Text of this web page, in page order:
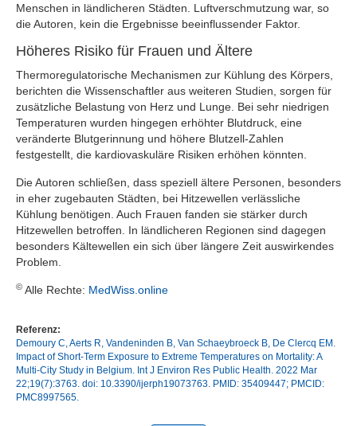
Menschen in ländlicheren Städten. Luftverschmutzung war, so
die Autoren, kein die Ergebnisse beeinflussender Faktor.
Höheres Risiko für Frauen und Ältere
Thermoregulatorische Mechanismen zur Kühlung des Körpers,
berichten die Wissenschaftler aus weiteren Studien, sorgen für
zusätzliche Belastung von Herz und Lunge. Bei sehr niedrigen
Temperaturen wurden hingegen erhöhter Blutdruck, eine
veränderte Blutgerinnung und höhere Blutzell-Zahlen
festgestellt, die kardiovaskuläre Risiken erhöhen könnten.
Die Autoren schließen, dass speziell ältere Personen, besonders
in eher zugebauten Städten, bei Hitzewellen verlässliche
Kühlung benötigen. Auch Frauen fanden sie stärker durch
Hitzewellen betroffen. In ländlicheren Regionen sind dagegen
besonders Kältewellen ein sich über längere Zeit auswirkendes
Problem.
© Alle Rechte: MedWiss.online
Referenz:
Demoury C, Aerts R, Vandeninden B, Van Schaeybroeck B, De Clercq EM.
Impact of Short-Term Exposure to Extreme Temperatures on Mortality: A
Multi-City Study in Belgium. Int J Environ Res Public Health. 2022 Mar
22;19(7):3763. doi: 10.3390/ijerph19073763. PMID: 35409447; PMCID:
PMC8997565.